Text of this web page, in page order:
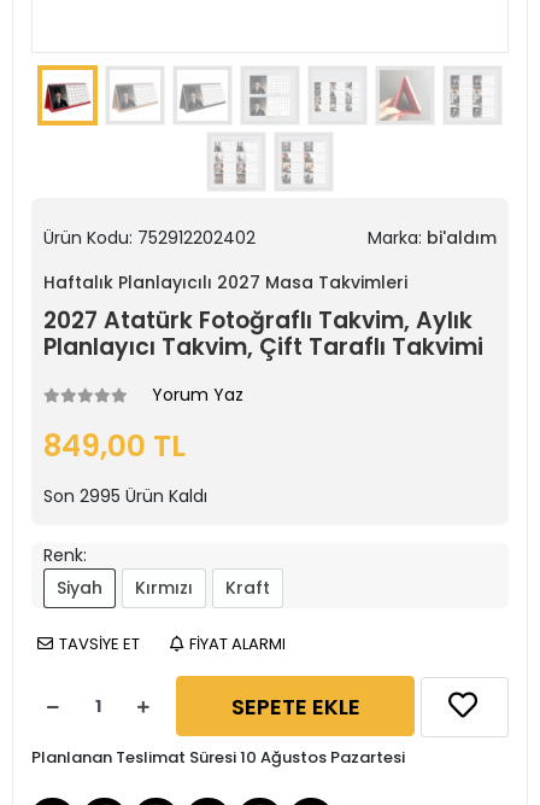
Ürün Kodu: 752912202402 Marka: bi'aldım
Haftalık Planlayıcılı 2027 Masa Takvimleri
2027 Atatürk Fotoğraflı Takvim, Aylık
Planlayıcı Takvim, Çift Taraflı Takvimi
Yorum Yaz
849,00 TL
Son 2995 Ürün Kaldı
Renk:
Siyah
Kırmızı Kraft
TAVSİYE ET FİYAT ALARMI
SEPETE EKLE
Planlanan Teslimat Süresi 10 Ağustos Pazartesi